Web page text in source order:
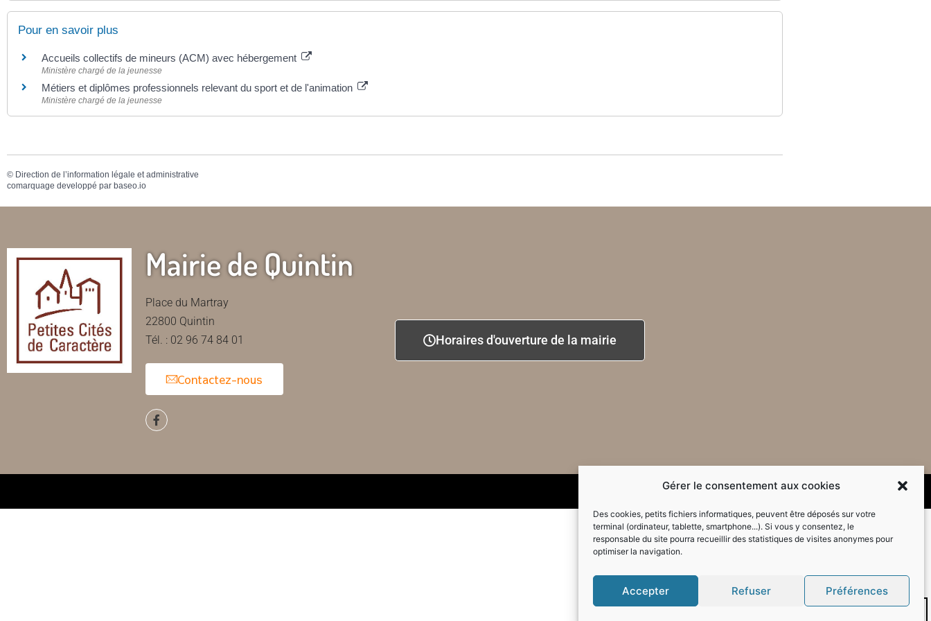
Gérer le consentement aux cookies
Des cookies, petits fichiers informatiques, peuvent être déposés sur votre
terminal (ordinateur, tablette, smartphone...). Si vous y consentez, le
responsable du site pourra recueillir des statistiques de visites anonymes pour
optimiser la navigation.
Accepter Refuser Préférences
Pour en savoir plus
Accueils collectifs de mineurs (ACM) avec hébergement
Ministère chargé de la jeunesse
Métiers et diplômes professionnels relevant du sport et de l'animation
Ministère chargé de la jeunesse
© Direction de l’information légale et administrative
comarquage developpé par baseo.io
Mairie de Quintin
Place du Martray
22800 Quintin
Tél. : 02 96 74 84 01
Contactez-nous
Horaires d'ouverture de la mairie